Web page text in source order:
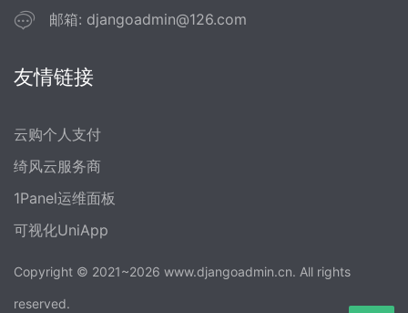
邮箱: djangoadmin@126.com
友情链接
云购个人支付
绮风云服务商
1Panel运维面板
可视化UniApp
Copyright © 2021~2026 www.djangoadmin.cn. All rights
reserved.